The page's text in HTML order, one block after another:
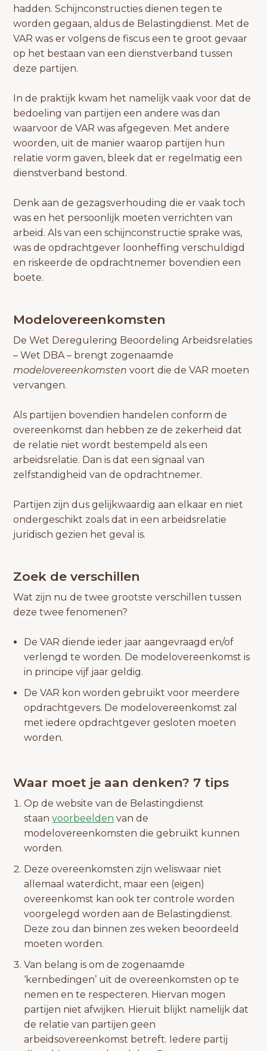
hadden. Schijnconstructies dienen tegen te
worden gegaan, aldus de Belastingdienst. Met de
VAR was er volgens de fiscus een te groot gevaar
op het bestaan van een dienstverband tussen
deze partijen.
In de praktijk kwam het namelijk vaak voor dat de
bedoeling van partijen een andere was dan
waarvoor de VAR was afgegeven. Met andere
woorden, uit de manier waarop partijen hun
relatie vorm gaven, bleek dat er regelmatig een
dienstverband bestond.
Denk aan de gezagsverhouding die er vaak toch
was en het persoonlijk moeten verrichten van
arbeid. Als van een schijnconstructie sprake was,
was de opdrachtgever loonheffing verschuldigd
en riskeerde de opdrachtnemer bovendien een
boete.
Modelovereenkomsten
De Wet Deregulering Beoordeling Arbeidsrelaties
– Wet DBA – brengt zogenaamde
modelovereenkomsten voort die de VAR moeten
vervangen.
Als partijen bovendien handelen conform de
overeenkomst dan hebben ze de zekerheid dat
de relatie niet wordt bestempeld als een
arbeidsrelatie. Dan is dat een signaal van
zelfstandigheid van de opdrachtnemer.
Partijen zijn dus gelijkwaardig aan elkaar en niet
ondergeschikt zoals dat in een arbeidsrelatie
juridisch gezien het geval is.
Zoek de verschillen
Wat zijn nu de twee grootste verschillen tussen
deze twee fenomenen?
De VAR diende ieder jaar aangevraagd en/of
verlengd te worden. De modelovereenkomst is
in principe vijf jaar geldig.
De VAR kon worden gebruikt voor meerdere
opdrachtgevers. De modelovereenkomst zal
met iedere opdrachtgever gesloten moeten
worden.
Waar moet je aan denken? 7 tips
Op de website van de Belastingdienst
staanvoorbeelden van de
modelovereenkomsten die gebruikt kunnen
worden.
Deze overeenkomsten zijn weliswaar niet
allemaal waterdicht, maar een (eigen)
overeenkomst kan ook ter controle worden
voorgelegd worden aan de Belastingdienst.
Deze zou dan binnen zes weken beoordeeld
moeten worden.
Van belang is om de zogenaamde
‘kernbedingen’ uit de overeenkomsten op te
nemen en te respecteren. Hiervan mogen
partijen niet afwijken. Hieruit blijkt namelijk dat
de relatie van partijen geen
arbeidsovereenkomst betreft. Iedere partij